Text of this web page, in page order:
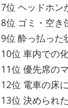
7位 ヘッドホン
8位 ゴミ・空き
9位 酔っ払った
10位 車内での
11位 優先席の
12位 電車の床
13位 決められ